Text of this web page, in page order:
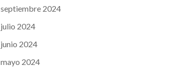
septiembre 2024
julio 2024
junio 2024
mayo 2024